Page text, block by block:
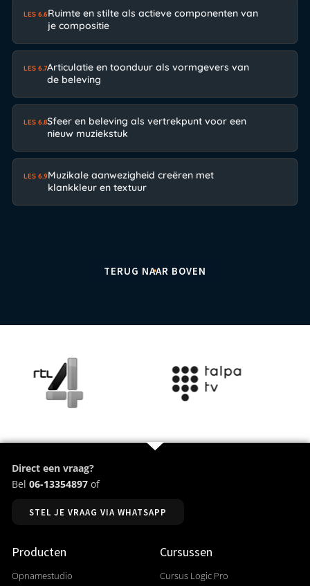
LES 6.6Ruimte en stilte als actieve componenten van
je compositie
LES 6.7Articulatie en toonduur als vormgevers van
de beleving
LES 6.8Sfeer en beleving als vertrekpunt voor een
nieuw muziekstuk
LES 6.9Muzikale aanwezigheid creëren met
klankkleur en textuur
TERUG NAAR BOVEN
Direct een vraag?
Bel 06-13354897 of
STEL JE VRAAG VIA WHATSAPP
Producten
Opnamestudio
Cursussen
Cursus Logic Pro